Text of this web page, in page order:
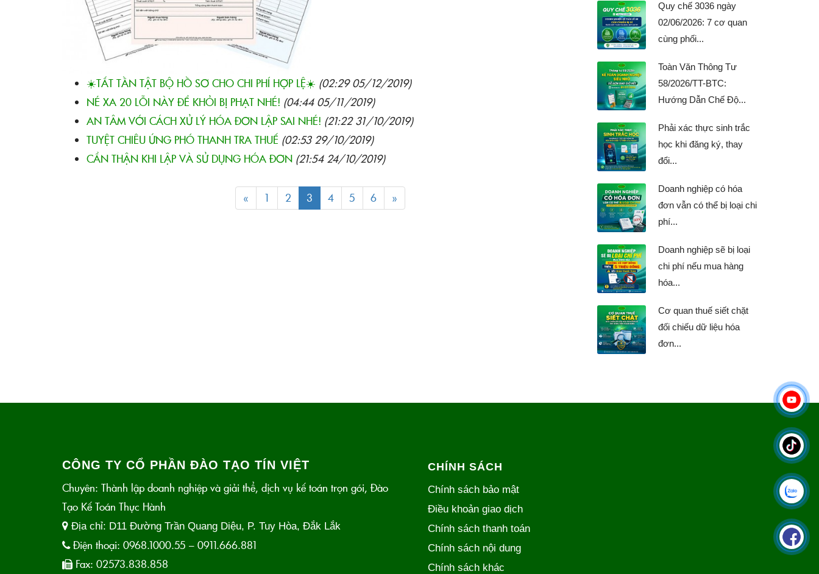
☀️TẤT TẦN TẬT BỘ HỒ SƠ CHO CHI PHÍ HỢP LỆ☀️ (02:29 05/12/2019)
NÉ XA 20 LỖI NÀY ĐỂ KHỎI BỊ PHẠT NHÉ! (04:44 05/11/2019)
AN TÂM VỚI CÁCH XỬ LÝ HÓA ĐƠN LẬP SAI NHÉ! (21:22 31/10/2019)
TUYỆT CHIÊU ỨNG PHÓ THANH TRA THUẾ (02:53 29/10/2019)
CẨN THẬN KHI LẬP VÀ SỬ DỤNG HÓA ĐƠN (21:54 24/10/2019)
« 1 2 3 4 5 6 »
Quy chế 3036 ngày
02/06/2026: 7 cơ quan
cùng phối...
Toàn Văn Thông Tư
58/2026/TT-BTC:
Hướng Dẫn Chế Độ...
Phải xác thực sinh trắc
học khi đăng ký, thay
đổi...
Doanh nghiệp có hóa
đơn vẫn có thể bị loại chi
phí...
Doanh nghiệp sẽ bị loại
chi phí nếu mua hàng
hóa...
Cơ quan thuế siết chặt
đối chiếu dữ liệu hóa
đơn...
CÔNG TY CỔ PHẦN ĐÀO TẠO TÍN VIỆT
Chuyên: Thành lập doanh nghiệp và giải thể, dịch vụ kế toán trọn gói, Đào
Tạo Kế Toán Thực Hành
Địa chỉ: D11 Đường Trần Quang Diệu, P. Tuy Hòa, Đắk Lắk
Điện thoại: 0968.1000.55 – 0911.666.881
Fax: 02573.838.858
CHÍNH SÁCH
Chính sách bảo mật
Điều khoản giao dịch
Chính sách thanh toán
Chính sách nội dung
Chính sách khác